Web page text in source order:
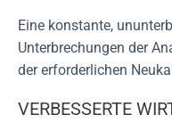
Eine konstante,
Unterbrechungen der
der erforderlichen
VERBESSERTE